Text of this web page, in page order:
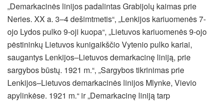
„Demarkacinės linijos padalintas Grabijolų kaimas prie
Neries. XX a. 3–4 dešimtmetis“, „Lenkijos kariuomenės 7-
ojo Lydos pulko 9-oji kuopa“, „Lietuvos kariuomenės 9-ojo
pėstininkų Lietuvos kunigaikščio Vytenio pulko kariai,
saugantys Lenkijos–Lietuvos demarkacinę liniją, prie
sargybos būstų. 1921 m.“, „Sargybos tikrinimas prie
Lenkijos–Lietuvos demarkacinės linijos Mlynke, Vievio
apylinkėse. 1921 m.“ ir „Demarkacinę liniją tarp